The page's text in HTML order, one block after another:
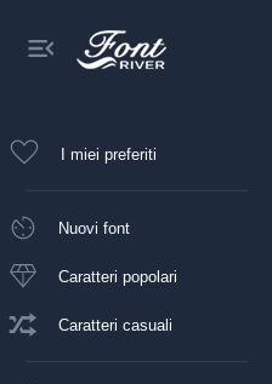
I miei preferiti
Nuovi font
Caratteri popolari
Caratteri casuali